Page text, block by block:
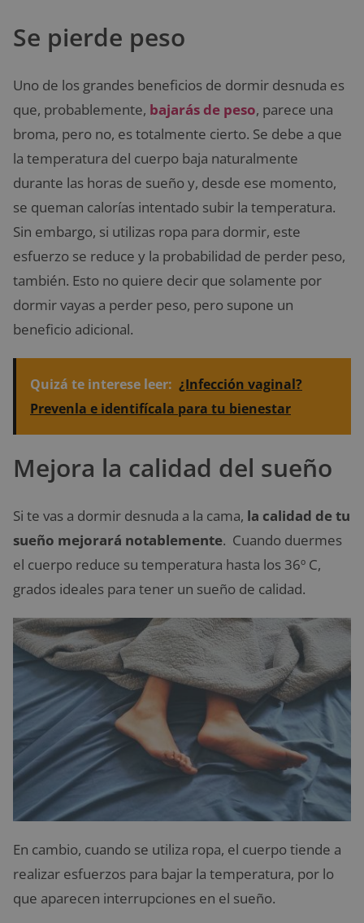
Se pierde peso
Uno de los grandes beneficios de dormir desnuda es
que, probablemente, bajarás de peso, parece una
broma, pero no, es totalmente cierto. Se debe a que
la temperatura del cuerpo baja naturalmente
durante las horas de sueño y, desde ese momento,
se queman calorías intentado subir la temperatura.
Sin embargo, si utilizas ropa para dormir, este
esfuerzo se reduce y la probabilidad de perder peso,
también. Esto no quiere decir que solamente por
dormir vayas a perder peso, pero supone un
beneficio adicional.
Quizá te interese leer: ¿Infección vaginal?
Prevenla e identifícala para tu bienestar
Mejora la calidad del sueño
Si te vas a dormir desnuda a la cama, la calidad de tu
sueño mejorará notablemente. Cuando duermes
el cuerpo reduce su temperatura hasta los 36º C,
grados ideales para tener un sueño de calidad.
En cambio, cuando se utiliza ropa, el cuerpo tiende a
realizar esfuerzos para bajar la temperatura, por lo
que aparecen interrupciones en el sueño.